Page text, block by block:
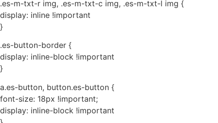
.es-m-txt-r img, .es-m-txt-c img, .es-m-txt-l img {
display: inline !important
}
.es-button-border {
display: inline-block !important
}
a.es-button, button.es-button {
font-size: 18px !important;
display: inline-block !important